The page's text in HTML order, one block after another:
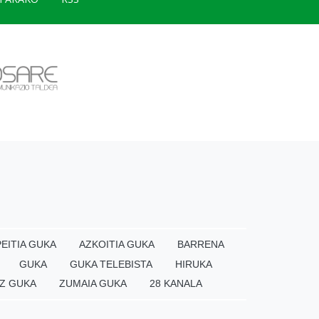
GUKA AZKOITIA GUKA
BARRENA
GUKA
GUKA TELEBISTA
HIRUKA
GUKA
ZUMAIA GUKA 28 KANALA